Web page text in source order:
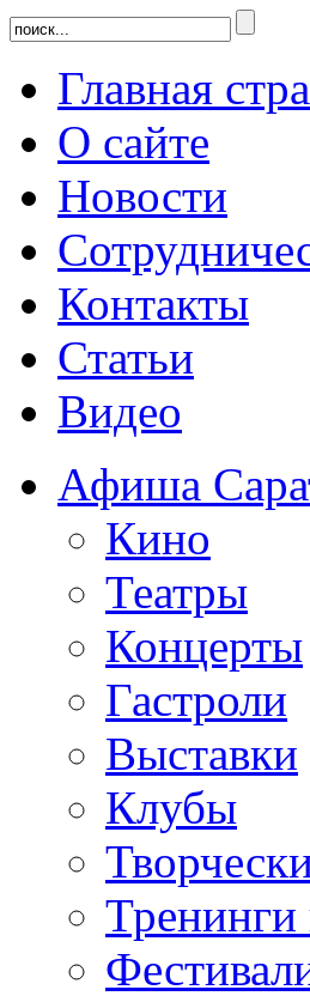
Главная
О сайте
Новости
Контакты
Статьи
Видео
Афиша
Кино
Театры
Концерты
Гастроли
Выставки
Клубы
Тренинги